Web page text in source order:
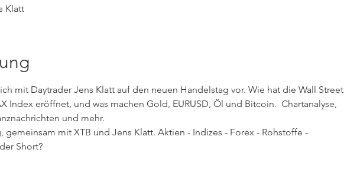
Klatt
mit Daytrader Jens Klatt auf den neuen Handelstag vor. Wie hat die Wall Street
Index eröffnet, und was machen Gold, EURUSD, Öl und Bitcoin.  Chartanalyse,
und mehr.
gemeinsam mit XTB und Jens Klatt. Aktien - Indizes - Forex - Rohstoffe -
Short?